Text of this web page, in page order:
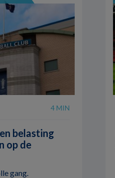
4 MIN
belasting
op de
gang.